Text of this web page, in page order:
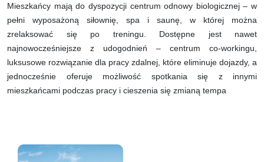
Mieszkańcy mają do dyspozycji centrum odnowy biologicznej – w
pełni wyposażoną siłownię, spa i saunę, w której można
zrelaksować się po treningu. Dostępne jest nawet
najnowocześniejsze z udogodnień – centrum co-workingu,
luksusowe rozwiązanie dla pracy zdalnej, które eliminuje dojazdy, a
jednocześnie oferuje możliwość spotkania się z innymi
mieszkańcami podczas pracy i cieszenia się zmianą tempa